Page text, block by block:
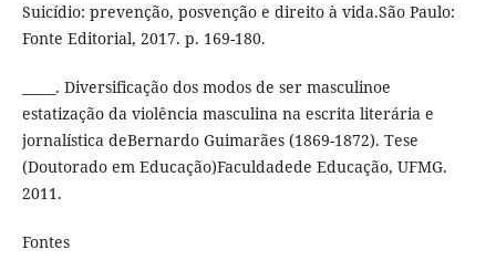
Suicídio: prevenção, posvenção e direito à vida.São Paulo:
Fonte Editorial, 2017. p. 169-180.
_____. Diversificação dos modos de ser masculinoe
estatização da violência masculina na escrita literária e
jornalística deBernardo Guimarães (1869-1872). Tese
(Doutorado em Educação)Faculdadede Educação, UFMG.
2011.
Fontes